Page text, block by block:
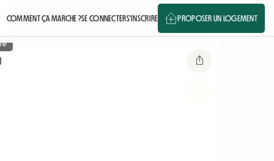
COMMENT ÇA MARCHE ?SE CONNECTERS'INSCRIRE PROPOSER UN LOGEMENT